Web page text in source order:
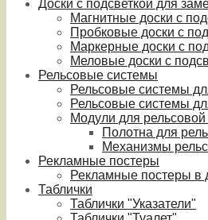
Доски с подсветкой для
Магнитные доски с
Пробковые доски с
Маркерные доски с
Меловые доски с
Рельсовые системы
Рельсовые системы
Рельсовые системы
Модули для
Полотна для
Механизмы
Рекламные постеры
Рекламные постеры в
Таблички
Таблички "Указатели"